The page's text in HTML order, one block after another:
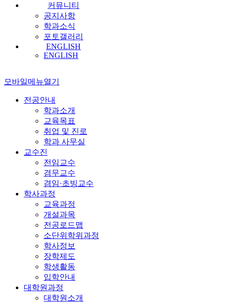
커뮤니티
공지사항
학과소식
포토갤러리
ENGLISH
ENGLISH
모바일메뉴열기
전공안내
학과소개
교육목표
취업 및 진로
학과 사무실
교수진
전임교수
겸무교수
겸임·초빙교수
학사과정
교육과정
개설과목
전공로드맵
소단위학위과정
학사정보
장학제도
학생활동
입학안내
대학원과정
대학원소개